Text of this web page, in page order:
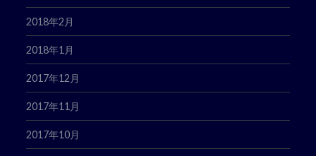
2018年2月
2018年1月
2017年12月
2017年11月
2017年10月